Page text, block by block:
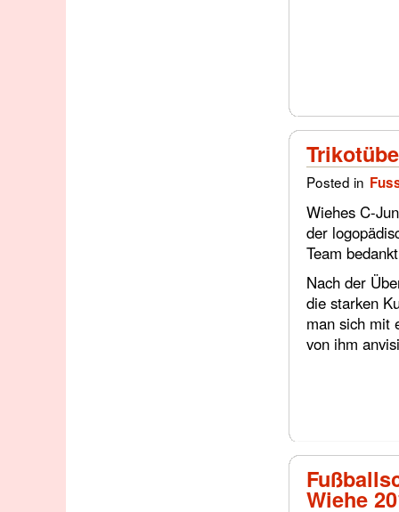
Posted in
Wiehes C-
der
Team
Nach der
die starken
man sich mit
von ihm
Wiehe